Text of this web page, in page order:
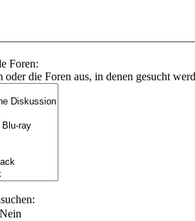
Foren:
oder die Foren aus, in denen gesucht
Nein